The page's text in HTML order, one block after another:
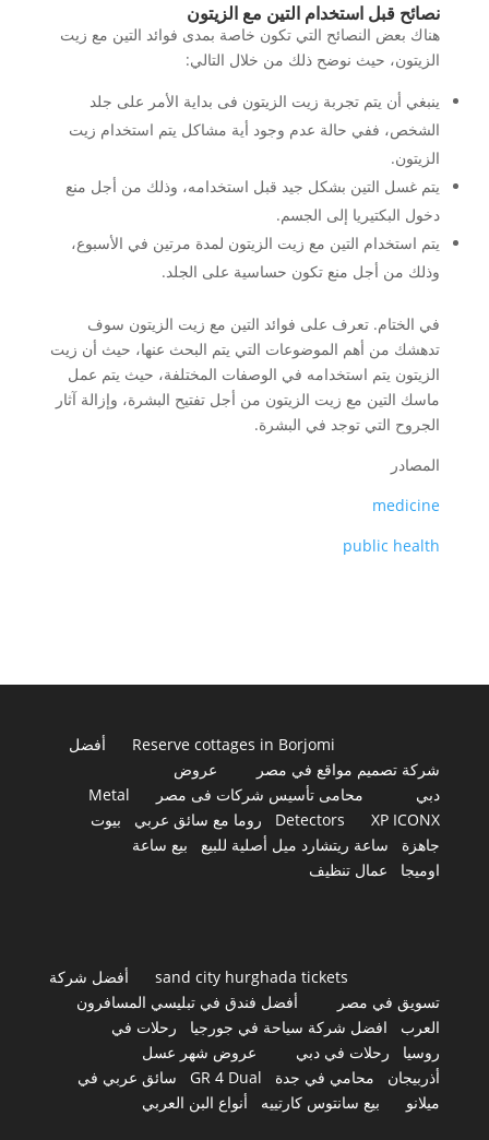
نصائح قبل استخدام التين مع الزيتون
هناك بعض النصائح التي تكون خاصة بمدى فوائد التين مع زيت
الزيتون، حيث نوضح ذلك من خلال التالي:
ينبغي أن يتم تجربة زيت الزيتون فى بداية الأمر على جلد
الشخص، ففي حالة عدم وجود أية مشاكل يتم استخدام زيت
الزيتون.
يتم غسل التين بشكل جيد قبل استخدامه، وذلك من أجل منع
دخول البكتيريا إلى الجسم.
يتم استخدام التين مع زيت الزيتون لمدة مرتين في الأسبوع،
وذلك من أجل منع تكون حساسية على الجلد.
في الختام. تعرف على فوائد التين مع زيت الزيتون سوف
تدهشك من أهم الموضوعات التي يتم البحث عنها، حيث أن زيت
الزيتون يتم استخدامه في الوصفات المختلفة، حيث يتم عمل
ماسك التين مع زيت الزيتون من أجل تفتيح البشرة، وإزالة آثار
الجروح التي توجد في البشرة.
المصادر
medicine
public health
Reserve cottages in Borjomi
أفضل
شركة تصميم مواقع في مصر
عروض
دبي
محامى تأسيس شركات فى مصر
Metal
Detectors
XP ICONX روما مع سائق عربي
بيوت
جاهزة
ساعة ريتشارد ميل أصلية للبيع
بيع ساعة
اوميجا
عمال تنظيف
sand city hurghada tickets
أفضل شركة
تسويق في مصر
أفضل فندق في تبليسي المسافرون
العرب
افضل شركة سياحة في جورجيا
رحلات في
روسيا
رحلات في دبي
عروض شهر عسل
أذربيجان
محامي في جدة GR 4 Dual
سائق عربي في
ميلانو
بيع سانتوس كارتييه أنواع البن العربي